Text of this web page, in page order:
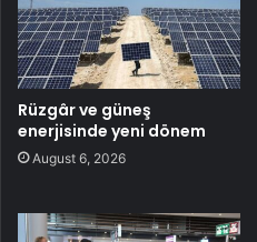
Rüzgâr ve güneş
enerjisinde yeni dönem
August 6, 2026